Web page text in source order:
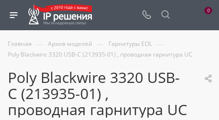
0
Главная — Архив моделей — Гарнитуры EOL —
Poly Blackwire 3320 USB-C (213935-01) , проводная гарнитура UC
Poly Blackwire 3320 USB-
C (213935-01) ,
проводная гарнитура UC